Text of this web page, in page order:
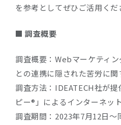
を参考としてぜひご活用くだ
■ 調査概要
調査概要：Webマーケティ
との連携に隠された苦労に
調査方法：IDEATECH社が
ピー®︎」によるインターネッ
調査期間：2023年7月12日〜